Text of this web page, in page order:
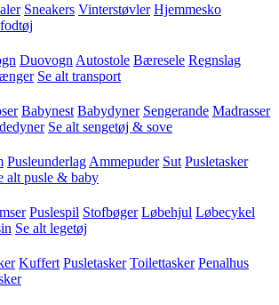
Sneakers Vinterstøvler Hjemmesko
Duovogn Autostole Bæresele Regnslag
Se alt transport
Babynest Babydyner Sengerande Madrasser
Se alt sengetøj & sove
Pusleunderlag Ammepuder Sut Pusletasker
alt pusle & baby
Puslespil Stofbøger Løbehjul Løbecykel
Se alt legetøj
Kuffert Pusletasker Toilettasker Penalhus